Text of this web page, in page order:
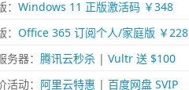
Windows 11 正版激活码 ￥348
Office 365 订阅个人/家庭版 ￥228
务器： 腾讯云秒杀| Vultr 送 $100
活动： 阿里云特惠 | 百度网盘 SVIP